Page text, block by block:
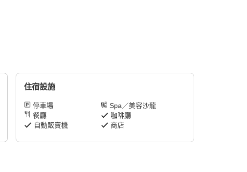
住宿設施
停車場
Spa／美容沙龍
餐廳
咖啡廳
自動販賣機
商店